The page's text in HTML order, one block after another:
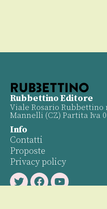
Rubbettino Editore
Viale Rosario Rubbettino
Mannelli (CZ) Partita Iva
Info
Contatti
Proposte
Privacy policy
TwitterFacebookYoutube